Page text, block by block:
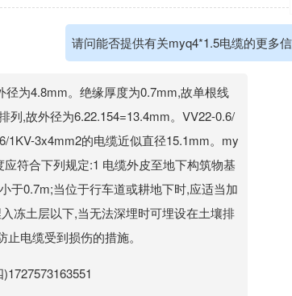
请问能否提供有关myq4*1.5电缆的更多信
为4.8mm。绝缘厚度为0.7mm,故单根线
列,故外径为6.22.154=13.4mm。VV22-0.6/
1KV-3x4mm2的电缆近似直径15.1mm。my
符合下列规定:1 电缆外皮至地下构筑物基
于0.7m;当位于行车道或耕地下时,应适当加
冻土层以下,当无法深埋时可埋设在土壤排
电缆受到损伤的措施。